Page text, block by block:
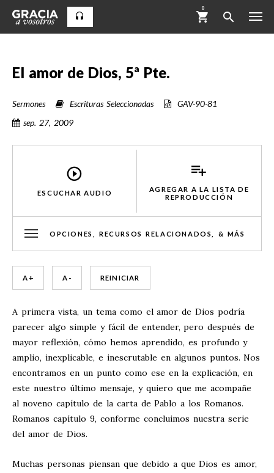
0
El amor de Dios, 5ª Pte.
Sermones Escrituras Seleccionadas
GAV-90-81
sep. 27, 2009
ESCUCHAR AUDIO
AGREGAR A LA LISTA DE
REPRODUCCIÓN
OPCIONES, RECURSOS RELACIONADOS, & MÁS
A + A - REINICIAR
A primera vista, un tema como el amor de Dios podría
parecer algo simple y fácil de entender, pero después de
mayor reflexión, cómo hemos aprendido, es profundo y
amplio, inexplicable, e inescrutable en algunos puntos. Nos
encontramos en un punto como ese en la explicación, en
este nuestro último mensaje, y quiero que me acompañe
al noveno capítulo de la carta de Pablo a los Romanos.
Romanos capítulo 9, conforme concluimos nuestra serie
del amor de Dios.
Muchas personas piensan que debido a que Dios es amor,